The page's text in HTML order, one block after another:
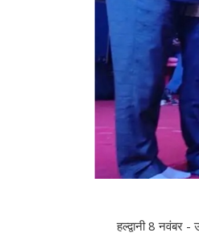
हल्द्वानी 8 नवंबर -